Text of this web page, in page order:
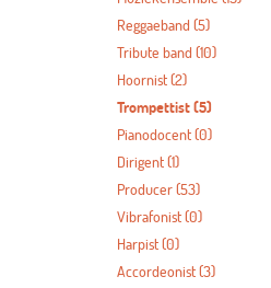
Reggaeband (5)
Tribute band (10)
Hoornist(2)
Trompettist(5)
Pianodocent(0)
Dirigent(1)
Producer(53)
Vibrafonist(0)
Harpist(0)
Accordeonist(3)